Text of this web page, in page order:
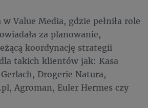
w Value Media, gdzie pełniła role
za planowanie,
koordynację strategii
takich klientów jak: Kasa
Drogerie Natura,
Agroman, Euler Hermes czy